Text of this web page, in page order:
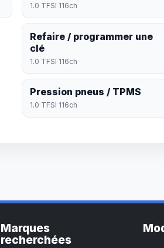
1.0 TFSI 116ch
Refaire / programmer une
clé
1.0 TFSI 116ch
Pression pneus / TPMS
1.0 TFSI 116ch
Marques
recherchées